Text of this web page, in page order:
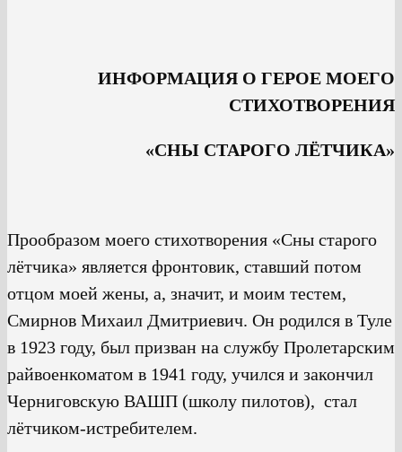
ИНФОРМАЦИЯ О ГЕРОЕ МОЕГО
СТИХОТВОРЕНИЯ
«СНЫ СТАРОГО ЛЁТЧИКА»
Прообразом моего стихотворения «Сны старого
лётчика» является фронтовик, ставший потом
отцом моей жены, а, значит, и моим тестем,
Смирнов Михаил Дмитриевич. Он родился в Туле
в 1923 году, был призван на службу Пролетарским
райвоенкоматом в 1941 году, учился и закончил
Черниговскую ВАШП (школу пилотов), стал
лётчиком-истребителем.